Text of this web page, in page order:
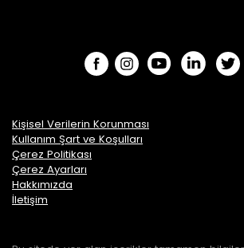
Kişisel Verilerin Korunması
Kullanım Şart ve Koşulları
Çerez Politikası
Çerez Ayarları
Hakkımızda
İletişim